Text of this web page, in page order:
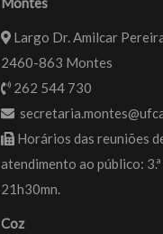
Largo Dr. Amilcar
2460-863 Montes
262 544 730
Horários das reuniões
atendimento ao público:
21h30mn.
Coz